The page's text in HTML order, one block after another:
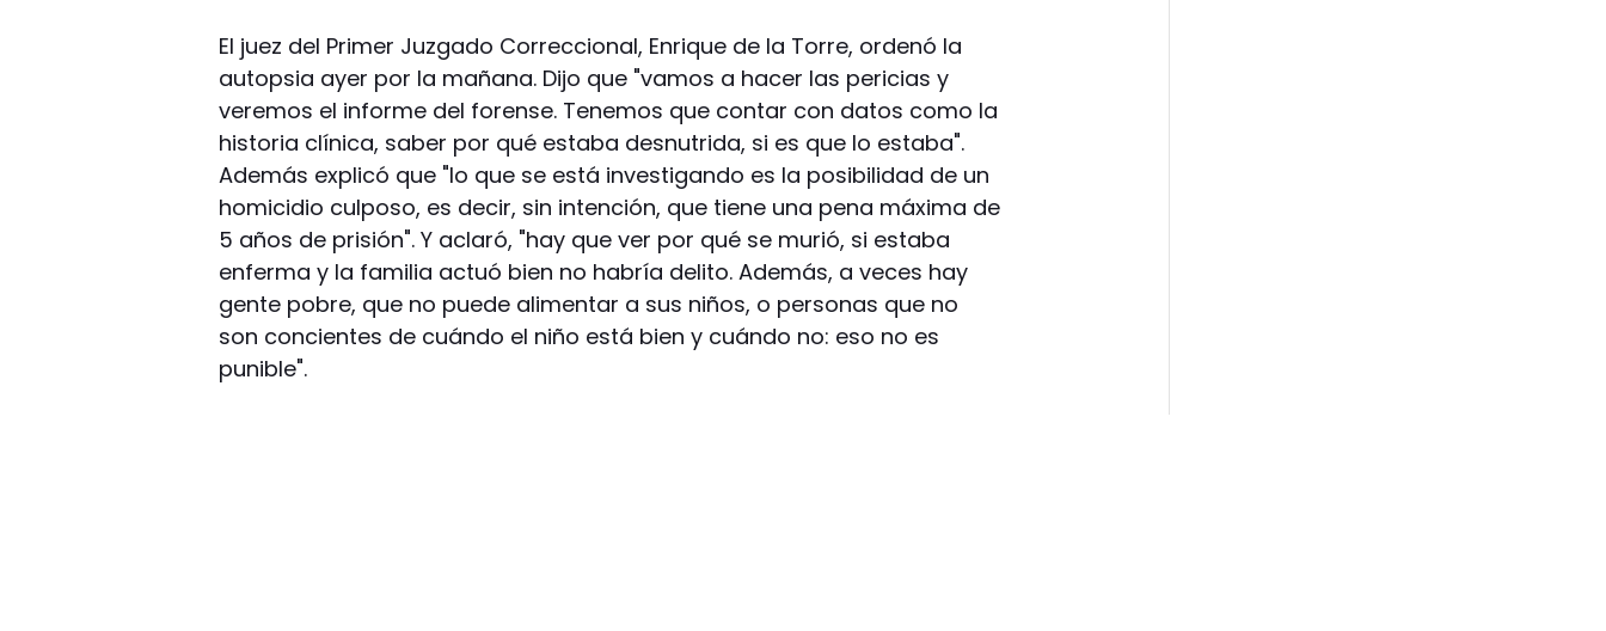
El juez del Primer Juzgado Correccional, Enrique de la Torre, ordenó la
autopsia ayer por la mañana. Dijo que "vamos a hacer las pericias y
veremos el informe del forense. Tenemos que contar con datos como la
historia clínica, saber por qué estaba desnutrida, si es que lo estaba".
Además explicó que "lo que se está investigando es la posibilidad de un
homicidio culposo, es decir, sin intención, que tiene una pena máxima de
5 años de prisión". Y aclaró, "hay que ver por qué se murió, si estaba
enferma y la familia actuó bien no habría delito. Además, a veces hay
gente pobre, que no puede alimentar a sus niños, o personas que no
son concientes de cuándo el niño está bien y cuándo no: eso no es
punible".